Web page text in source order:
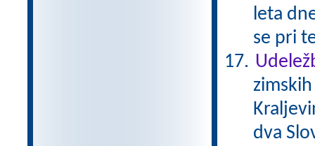
leta
se pri
dva